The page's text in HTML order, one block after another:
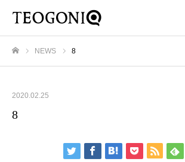
NEWS 8
2020.02.25
8